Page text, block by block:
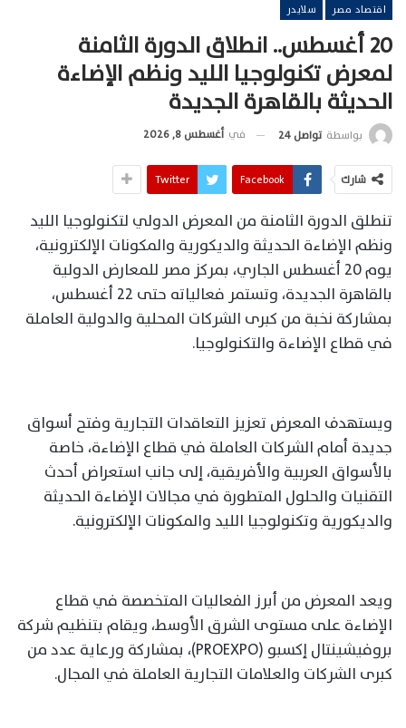
اقتصاد مصر سلايدر
20 أغسطس.. انطلاق الدورة الثامنة
لمعرض تكنولوجيا الليد ونظم الإضاءة
الحديثة بالقاهرة الجديدة
بواسطة تواصل 24 في أغسطس 8, 2026
شارك Facebook
Twitter
تنطلق الدورة الثامنة من المعرض الدولي لتكنولوجيا الليد
ونظم الإضاءة الحديثة والديكورية والمكونات الإلكترونية،
يوم 20 أغسطس الجاري، بمركز مصر للمعارض الدولية
بالقاهرة الجديدة، وتستمر فعالياته حتى 22 أغسطس،
بمشاركة نخبة من كبرى الشركات المحلية والدولية العاملة
في قطاع الإضاءة والتكنولوجيا.
ويستهدف المعرض تعزيز التعاقدات التجارية وفتح أسواق
جديدة أمام الشركات العاملة في قطاع الإضاءة، خاصة
بالأسواق العربية والأفريقية، إلى جانب استعراض أحدث
التقنيات والحلول المتطورة في مجالات الإضاءة الحديثة
والديكورية وتكنولوجيا الليد والمكونات الإلكترونية.
ويعد المعرض من أبرز الفعاليات المتخصصة في قطاع
الإضاءة على مستوى الشرق الأوسط، ويقام بتنظيم شركة
بروفيشينتال إكسبو (PROEXPO)، بمشاركة ورعاية عدد من
كبرى الشركات والعلامات التجارية العاملة في المجال.